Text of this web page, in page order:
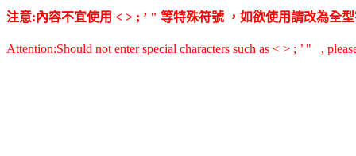
注意:內容不宜使用 < > ; ’ " 等特殊符號 ，如欲使用請改為全
Attention:Should not enter special characters such as < > ; ’ " ,